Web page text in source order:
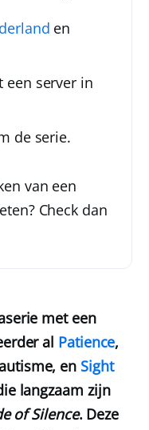
en
een server in
de serie.
van een
Check dan
met een
al Patience,
en Sight
langzaam zijn
of Silence. Deze